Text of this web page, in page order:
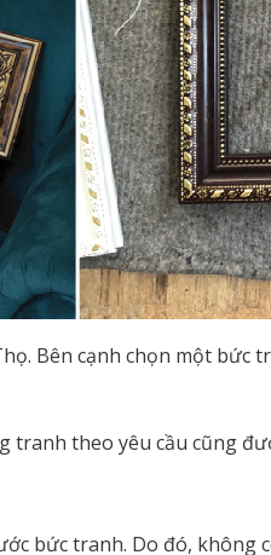
Bên cạnh chọn một
theo yêu cầu cũng
bức tranh. Do đó,